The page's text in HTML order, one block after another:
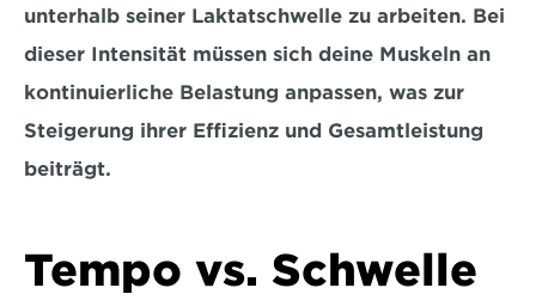
unterhalb seiner Laktatschwelle zu arbeiten. Bei
dieser Intensität müssen sich deine Muskeln an
kontinuierliche Belastung anpassen, was zur
Steigerung ihrer Effizienz und Gesamtleistung
beiträgt.
Tempo vs. Schwelle